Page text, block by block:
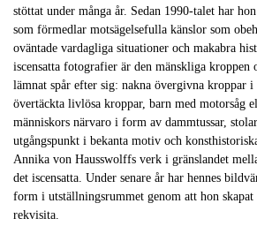
stöttat under många år. Sedan 1990-talet har
som förmedlar motsägelsefulla känslor som
oväntade vardagliga situationer och makabra
iscensatta fotografier är den mänskliga kroppen
lämnat spår efter sig: nakna övergivna kroppar i
övertäckta livlösa kroppar, barn med motorsåg
människors närvaro i form av dammtussar,
utgångspunkt i bekanta motiv och
Annika von Hausswolffs verk i gränslandet
det iscensatta. Under senare år har hennes
form i utställningsrummet genom att hon skapat
rekvisita.